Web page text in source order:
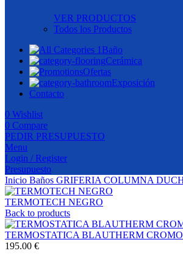
VER PRODUCTOS
Todos los Productos
Baño
Cerámica
Ofertas
Exposición
Contacto
0 Wishlist
0 Compare
PEDIR PRESUPUESTO
Menu
Login / Register
Presupuesto
Inicio Baños GRIFERIA COLUMNA
TERMOTECH NEGRO
Back to products
TERMOSTATICA BLAUTHERM CROMO
195.00 €